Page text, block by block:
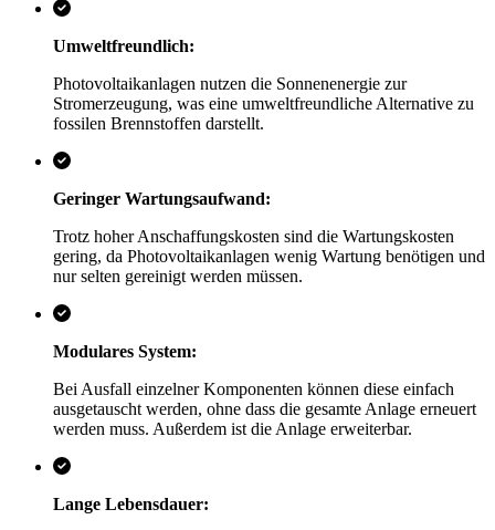
Umweltfreundlich:
Photovoltaikanlagen nutzen die Sonnenenergie zur
Stromerzeugung, was eine umweltfreundliche Alternative zu
fossilen Brennstoffen darstellt.
Geringer Wartungsaufwand:
Trotz hoher Anschaffungskosten sind die Wartungskosten
gering, da Photovoltaikanlagen wenig Wartung benötigen und
nur selten gereinigt werden müssen.
Modulares System:
Bei Ausfall einzelner Komponenten können diese einfach
ausgetauscht werden, ohne dass die gesamte Anlage erneuert
werden muss. Außerdem ist die Anlage erweiterbar.
Lange Lebensdauer: